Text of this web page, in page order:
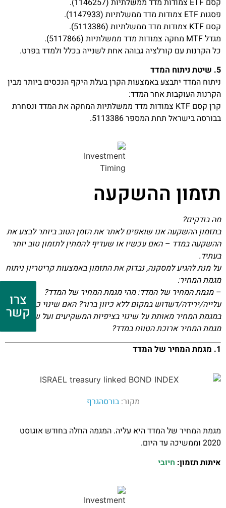
פסגות ETF צמודות מדד ממשלתיות (1147933).
קסם KTF צמודות מדד ממשלתיות (5113386).
מגדל MTF מחקה צמודות מדד ממשלתיות (5117866).
כל הקרנות עם קורלציה גבוהה אחת לשנייה בכלל ולמדד בפרט.
5. שיטת ניתוח המדד
ניתוח המדד יתבצע באמצעות הקרן בעלת היקף הנכסים ביותר מבין
הקרנות העוקבות אחר המדד:
קרן קסם KTF צמודות מדד ממשלתיות המחקה את המדד ונסחרת
בבורסה בישראל תחת המספר 5113386.
תזמון ההשקעה
מה בודקים?
בתזמון ההשקעה אנו שואפים לאתר את הזמן הטוב ביותר לבצע את
ההשקעה במדד – האם עכשיו או שעדיף להמתין לתזמון טוב יותר
בעתיד.
על מנת להגיע למסקנה, נבדוק את התזמון באמצעות קריטריון ניתוח
מגמת המחיר:
– מגמת המחיר של המדד: מהי מגמת המחיר של המדד?
עלייה/ירידה/דשדוש במקום ללא כיוון ברור? האם שינוי כיוון
במגמת המחיר מאותת על שינוי בציפיות המשקיעים ועל שינוי
מגמת המחיר ארוכת הטווח במדד?
1. מגמת המחיר של המדד
מקור:בורסהגרף
מגמת המחיר של המדד היא עליה. המגמה החלה בחודש אוגוסט
2020 וממשיכה עד היום.
איתות תזמון: חיובי
צרו
קשר